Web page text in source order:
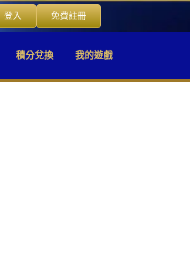
登入 免費註冊
積分兌換 我的遊戲